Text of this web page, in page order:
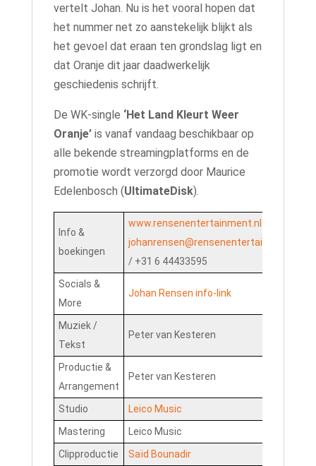
vertelt Johan. Nu is het vooral hopen dat
het nummer net zo aanstekelijk blijkt als
het gevoel dat eraan ten grondslag ligt en
dat Oranje dit jaar daadwerkelijk
geschiedenis schrijft.
De WK-single ‘Het Land Kleurt Weer
Oranje’is vanaf vandaag beschikbaar op
alle bekende streamingplatforms en de
promotie wordt verzorgd door Maurice
Edelenbosch (UltimateDisk).
Info &
boekingen
www.rensenentertainment.nl
johanrensen@rensenentertainment.nl
/ +31 6 44433595
Socials &
More
Johan Rensen info-link
Muziek /
Tekst
Peter van Kesteren
Productie &
Arrangement
Peter van Kesteren
Studio
Leico Music
Mastering
Leico Music
Clipproductie
Saïd Bounadir